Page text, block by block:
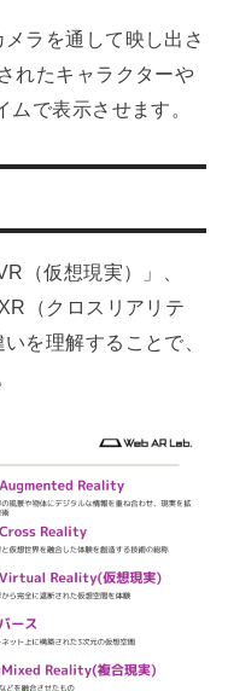
ラを通して映し出さ
れたキャラクターや
で表示させます。
（仮想現実）」、
（クロスリアリテ
を理解することで、